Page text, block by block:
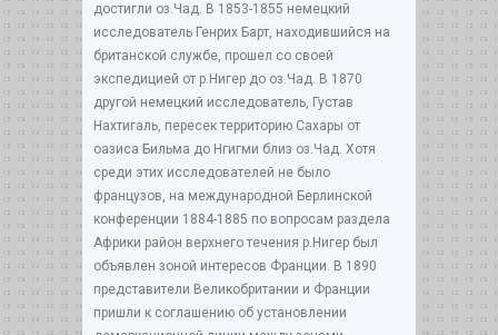
достигли оз.Чад. В 1853-1855 немецкий
исследователь Генрих Барт, находившийся на
британской службе, прошел со своей
экспедицией от р.Нигер до оз.Чад. В 1870
другой немецкий исследователь, Густав
Нахтигаль, пересек территорию Сахары от
оазиса Бильма до Нгигми близ оз.Чад. Хотя
среди этих исследователей не было
французов, на международной Берлинской
конференции 1884-1885 по вопросам раздела
Африки район верхнего течения р.Нигер был
объявлен зоной интересов Франции. В 1890
представители Великобритании и Франции
пришли к соглашению об установлении